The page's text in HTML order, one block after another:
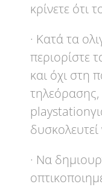
κρίνετε ότι
· Κατά τα
περιορίστε
και όχι στη
· Να